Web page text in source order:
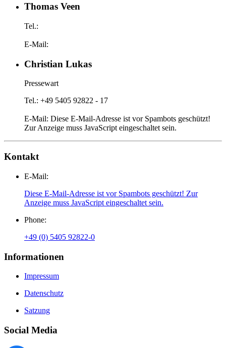
Thomas Veen
Tel.:
E-Mail:
Christian Lukas
Pressewart
Tel.: +49 5405 92822 - 17
E-Mail: Diese E-Mail-Adresse ist vor Spambots geschützt!
Zur Anzeige muss JavaScript eingeschaltet sein.
Kontakt
E-Mail:
Diese E-Mail-Adresse ist vor Spambots geschützt! Zur
Anzeige muss JavaScript eingeschaltet sein.
Phone:
+49 (0) 5405 92822-0
Informationen
Impressum
Datenschutz
Satzung
Social Media